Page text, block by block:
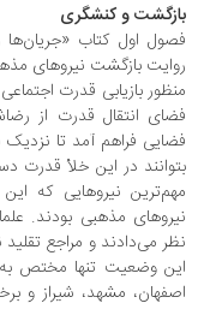
و کنشگری
اول کتاب «جریان‌ها و
بازگشت نیروهای مذهبی
بازیابی قدرت اجتماعی و
فراهم آمد تا نزدیک به
در این خلأ قدرت دست به
نیروهایی که این
مذهبی بودند. علما
می‌دادند و مراجع تقلید
وضعیت تنها مختص به
مشهد، شیراز و برخی از